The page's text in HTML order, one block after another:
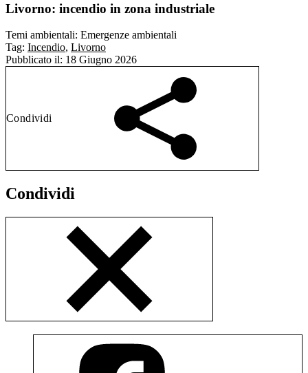
Livorno: incendio in zona industriale
Temi ambientali: Emergenze ambientali
Tag: Incendio, Livorno
Pubblicato il: 18 Giugno 2026
Condividi
Condividi